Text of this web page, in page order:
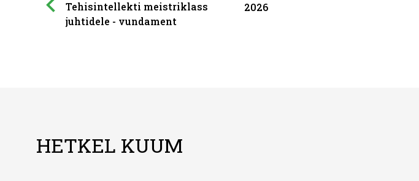
Tehisintellekti meistriklass
juhtidele - vundament
2026
HETKEL KUUM